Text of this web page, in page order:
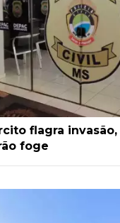
flagra
foge